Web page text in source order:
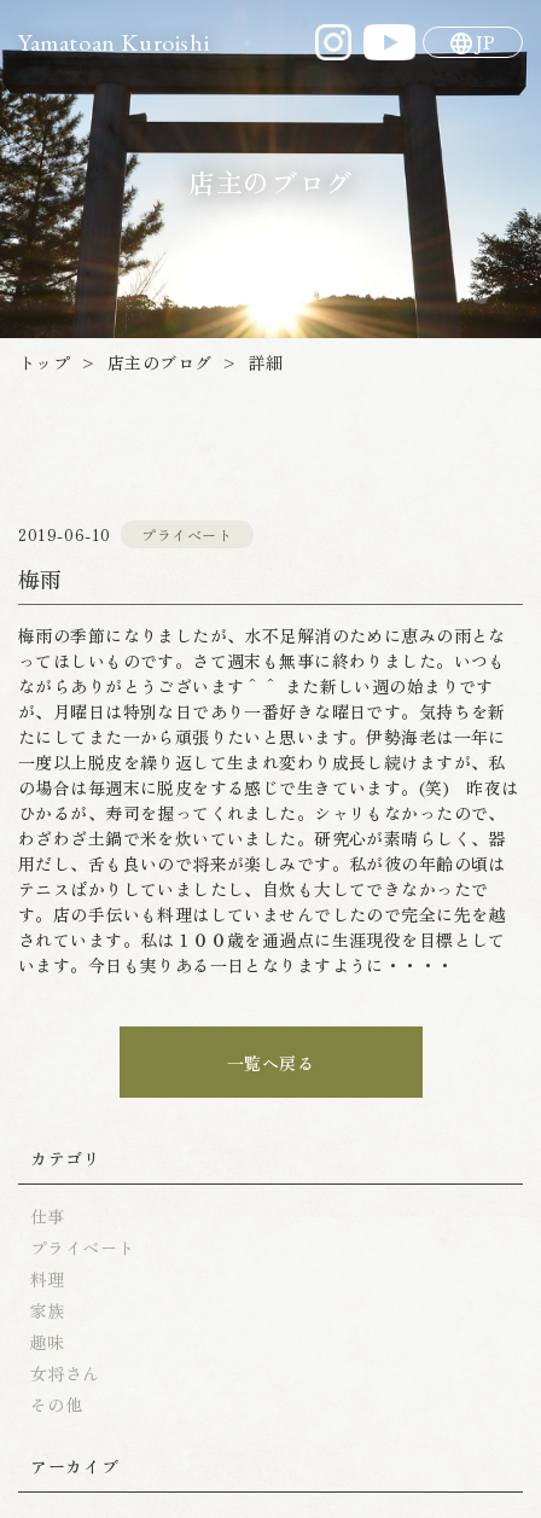
Yamatoan Kuroishi JP
店主のブログ
トップ > 店主のブログ > 詳細
2019-06-10 プライベート
梅雨
梅雨の季節になりましたが、水不足解消のために恵みの雨とな
ってほしいものです。さて週末も無事に終わりました。いつも
ながらありがとうございます＾＾ また新しい週の始まりです
が、月曜日は特別な日であり一番好きな曜日です。気持ちを新
たにしてまた一から頑張りたいと思います。伊勢海老は一年に
一度以上脱皮を繰り返して生まれ変わり成長し続けますが、私
の場合は毎週末に脱皮をする感じで生きています。(笑) 昨夜は
ひかるが、寿司を握ってくれました。シャリもなかったので、
わざわざ土鍋で米を炊いていました。研究心が素晴らしく、器
用だし、舌も良いので将来が楽しみです。私が彼の年齢の頃は
テニスばかりしていましたし、自炊も大してできなかったで
す。店の手伝いも料理はしていませんでしたので完全に先を越
されています。私は１００歳を通過点に生涯現役を目標として
います。今日も実りある一日となりますように・・・・
一覧へ戻る
カテゴリ
仕事
プライベート
料理
家族
趣味
女将さん
その他
アーカイブ